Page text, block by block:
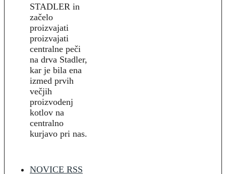
STADLER in
začelo
proizvajati
proizvajati
centralne peči
na drva Stadler,
kar je bila ena
izmed prvih
večjih
proizvodenj
kotlov na
centralno
kurjavo pri nas.
NOVICE RSS